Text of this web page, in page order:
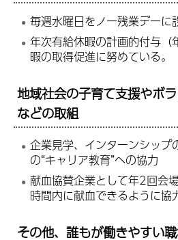
毎週水曜日をノー残業デーに
年次有給休暇の計画的付与
暇の取得促進に努めている。
地域社会の子育て支援やボ
などの取組
企業見学、インターンシップ
の“キャリア教育”への協力
献血協賛企業として年2回会
時間内に献血できるように協
その他、誰もが働きやすい